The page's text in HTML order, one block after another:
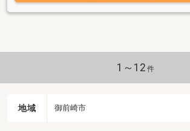
1～12 件
地域 御前崎市